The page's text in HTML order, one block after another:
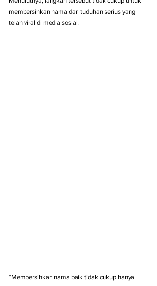
membersihkan nama dari tuduhan serius yang
telah viral di media sosial.
“Membersihkan nama baik tidak cukup hanya